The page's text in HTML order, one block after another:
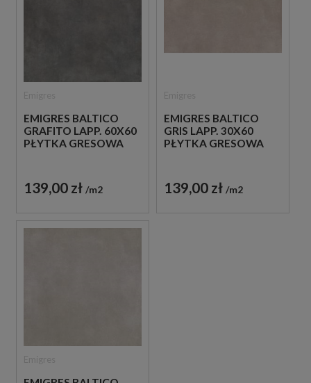
EMIGRES BALTICO
GRAFITO LAPP. 60X60
PŁYTKA GRESOWA
139,00 zł m2
EMIGRES BALTICO
GRIS LAPP. 30X60
PŁYTKA GRESOWA
139,00 zł m2